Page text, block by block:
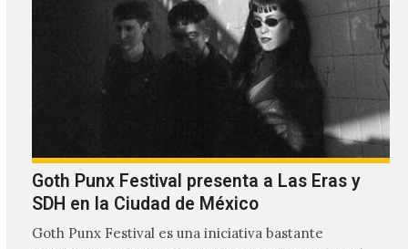
Goth Punx Festival presenta a Las Eras y
SDH en la Ciudad de México
Goth Punx Festival es una iniciativa bastante